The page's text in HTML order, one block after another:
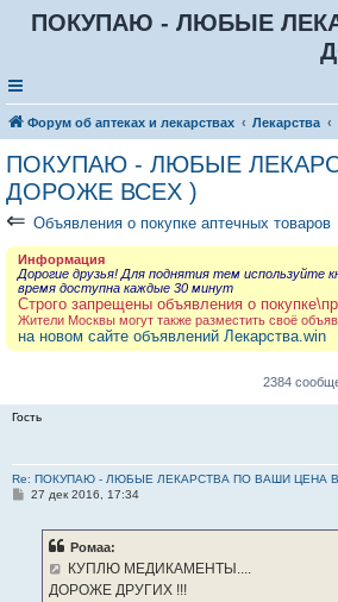
ПОКУПАЮ - ЛЮБЫЕ
Форум об аптеках и лекарствах Лекарства
ПОКУПАЮ - ЛЮБЫЕ
ДОРОЖЕ ВСЕХ )
⇐ Объявления о покупке аптечных товаров
Информация
Дорогие друзья! Для поднятия тем используйте
время доступна каждые 30 минут
Строго запрещены объявления о
Жители Москвы могут также разместить своё
на новом сайте объявлений Лекарства.win
2384
Гость
Re: ПОКУПАЮ - ЛЮБЫЕ ЛЕКАРСТВА ПО ВАШИ ЦЕНА
С27 дек 2016, 17:34
Ромаа:
КУПЛЮ МЕДИКАМЕНТЫ....
ДОРОЖЕ ДРУГИХ !!!